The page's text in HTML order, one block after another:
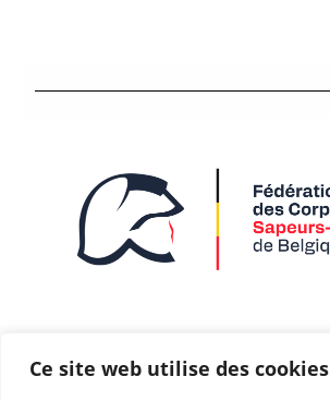
Ce site web utilise des cookies
Mentions légales